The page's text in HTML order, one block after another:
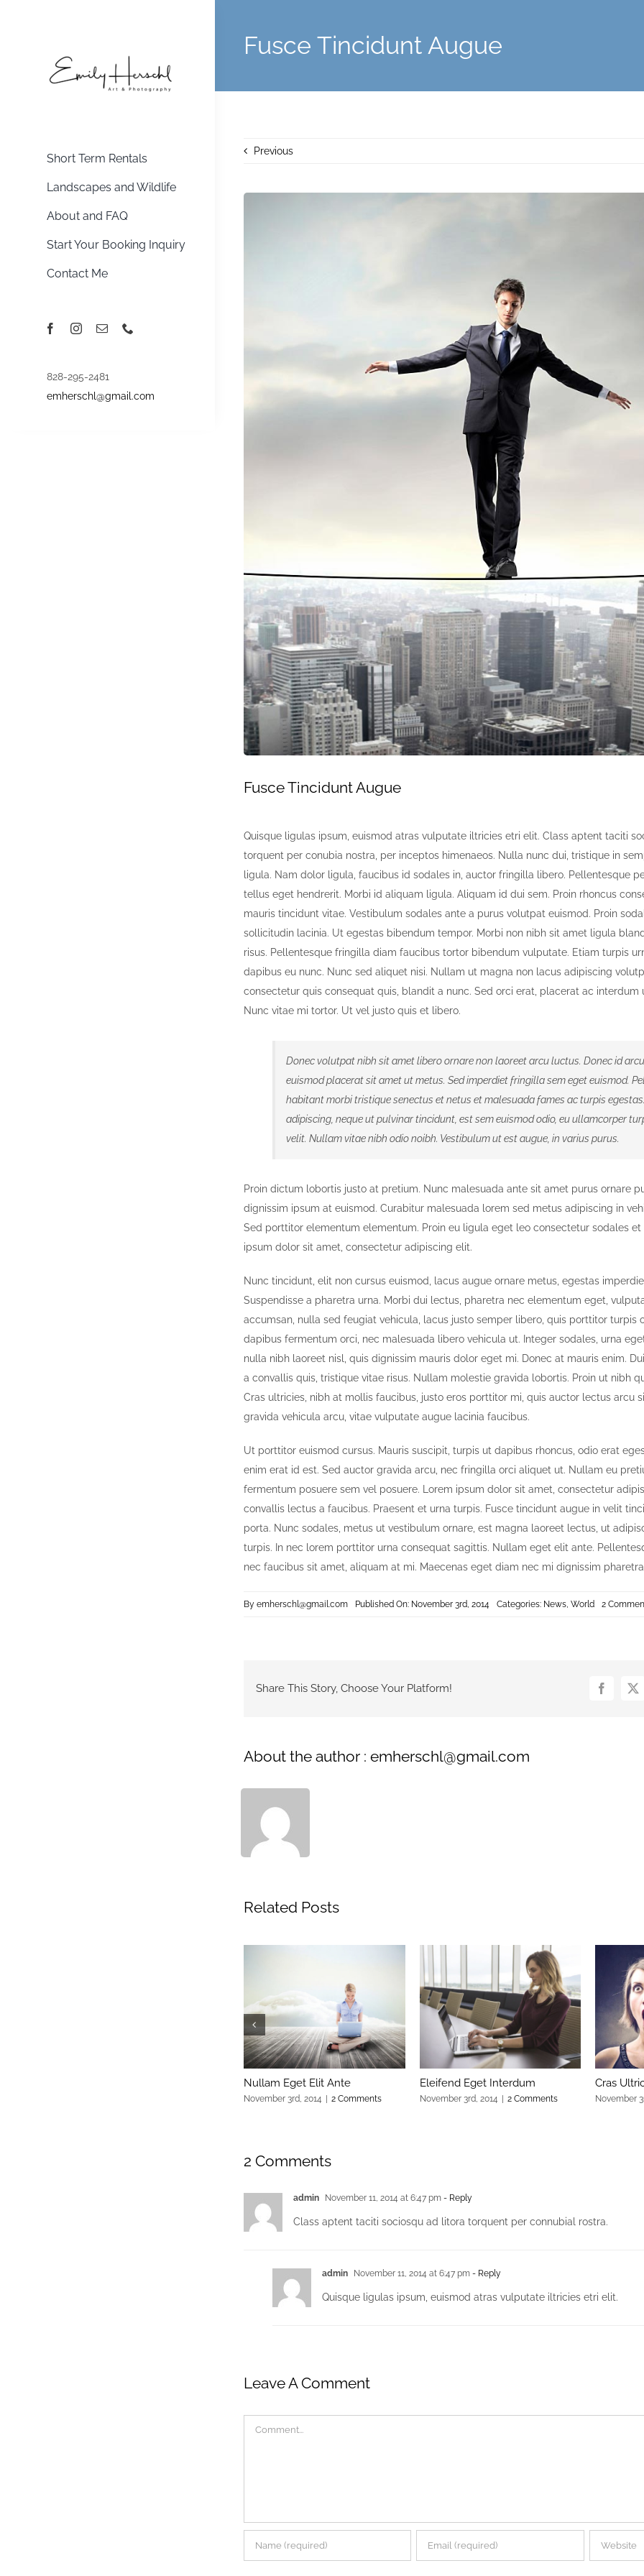
Short Term Rentals
Landscapes and Wildlife
About and FAQ
Start Your Booking Inquiry
Contact Me
828-295-2481
emherschl@gmail.com
Fusce Tincidunt Augue
Previous
Fusce Tincidunt Augue
Quisque ligulas ipsum, euismod atras vulputate iltricies etri elit. Class aptent taciti
torquent per conubia nostra, per inceptos himenaeos. Nulla nunc dui, tristique in
ligula. Nam dolor ligula, faucibus id sodales in, auctor fringilla libero. Pellentesque
tellus eget hendrerit. Morbi id aliquam ligula. Aliquam id dui sem. Proin rhoncus
mauris tincidunt vitae. Vestibulum sodales ante a purus volutpat euismod. Proin
sollicitudin lacinia. Ut egestas bibendum tempor. Morbi non nibh sit amet ligula
risus. Pellentesque fringilla diam faucibus tortor bibendum vulputate. Etiam turpis
dapibus eu nunc. Nunc sed aliquet nisi. Nullam ut magna non lacus adipiscing
consectetur quis consequat quis, blandit a nunc. Sed orci erat, placerat ac interdum
Nunc vitae mi tortor. Ut vel justo quis et libero.
Donec volutpat nibh sit amet libero ornare non laoreet arcu luctus. Donec id
euismod placerat sit amet ut metus. Sed imperdiet fringilla sem eget euismod.
habitant morbi tristique senectus et netus et malesuada fames ac turpis
adipiscing, neque ut pulvinar tincidunt, est sem euismod odio, eu ullamcorper
velit. Nullam vitae nibh odio noibh. Vestibulum ut est augue, in varius purus.
Proin dictum lobortis justo at pretium. Nunc malesuada ante sit amet purus ornare
dignissim ipsum at euismod. Curabitur malesuada lorem sed metus adipiscing in
Sed porttitor elementum elementum. Proin eu ligula eget leo consectetur sodales et
ipsum dolor sit amet, consectetur adipiscing elit.
Nunc tincidunt, elit non cursus euismod, lacus augue ornare metus, egestas
Suspendisse a pharetra urna. Morbi dui lectus, pharetra nec elementum eget,
accumsan, nulla sed feugiat vehicula, lacus justo semper libero, quis porttitor turpis
dapibus fermentum orci, nec malesuada libero vehicula ut. Integer sodales, urna
nulla nibh laoreet nisl, quis dignissim mauris dolor eget mi. Donec at mauris enim.
a convallis quis, tristique vitae risus. Nullam molestie gravida lobortis. Proin ut nibh
Cras ultricies, nibh at mollis faucibus, justo eros porttitor mi, quis auctor lectus arcu
gravida vehicula arcu, vitae vulputate augue lacinia faucibus.
Ut porttitor euismod cursus. Mauris suscipit, turpis ut dapibus rhoncus, odio erat
enim erat id est. Sed auctor gravida arcu, nec fringilla orci aliquet ut. Nullam eu
fermentum posuere sem vel posuere. Lorem ipsum dolor sit amet, consectetur
convallis lectus a faucibus. Praesent et urna turpis. Fusce tincidunt augue in velit
porta. Nunc sodales, metus ut vestibulum ornare, est magna laoreet lectus, ut
turpis. In nec lorem porttitor urna consequat sagittis. Nullam eget elit ante.
nec faucibus sit amet, aliquam at mi. Maecenas eget diam nec mi dignissim
By emherschl@gmail.com Published On: November 3rd, 2014 Categories: News, World 2
Share This Story, Choose Your Platform!
About the author : emherschl@gmail.com
Related Posts
Nullam Eget Elit Ante
November 3rd, 2014 2 Comments
Eleifend Eget Interdum
November 3rd, 2014 2 Comments
Cras
November
2 Comments
admin November 11, 2014 at 6:47 pm- Reply
Class aptent taciti sociosqu ad litora torquent per connubial rostra.
admin November 11, 2014 at 6:47 pm- Reply
Quisque ligulas ipsum, euismod atras vulputate iltricies etri elit.
Leave A Comment